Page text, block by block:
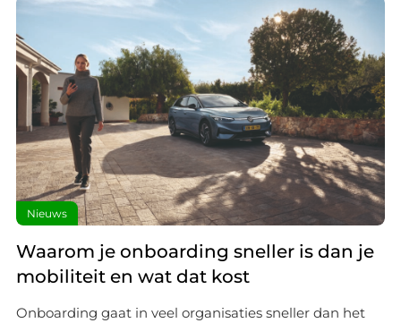
Nieuws
Waarom je onboarding sneller is dan je
mobiliteit en wat dat kost
Onboarding gaat in veel organisaties sneller dan het